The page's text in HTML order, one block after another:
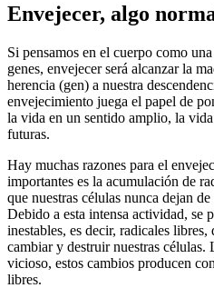
Envejecer, algo
Si pensamos en el cuerpo como
genes, envejecer será alcanzar la
herencia (gen) a nuestra
envejecimiento juega el papel de
la vida en un sentido amplio, la
futuras.
Hay muchas razones para el
importantes es la acumulación de
que nuestras células nunca dejan
Debido a esta intensa actividad, se
inestables, es decir, radicales
cambiar y destruir nuestras
vicioso, estos cambios producen
libres.